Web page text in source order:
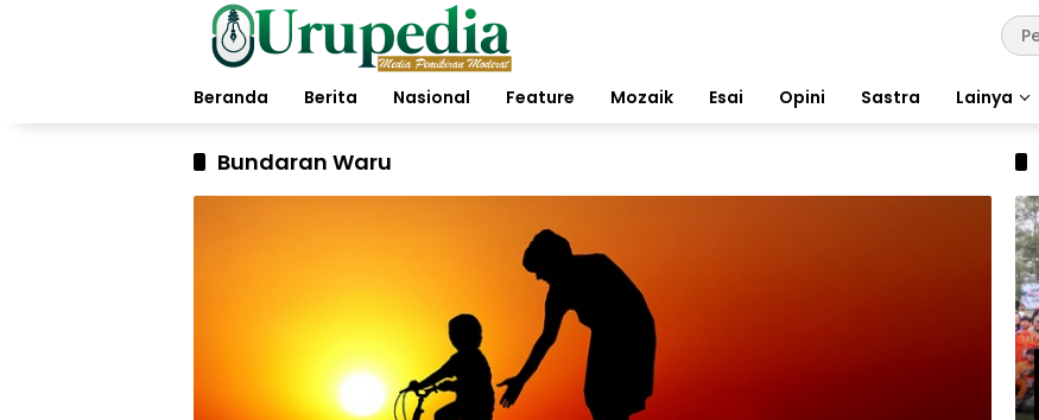
Beranda
Berita Nasional Feature Mozaik Esai Opini Sastra Lainya
Bundaran Waru